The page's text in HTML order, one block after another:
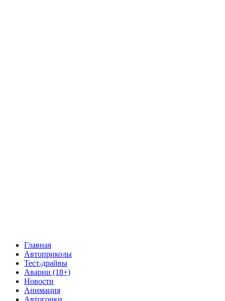
Главная
Автоприколы
Тест-драйвы
Аварии (18+)
Новости
Анимация